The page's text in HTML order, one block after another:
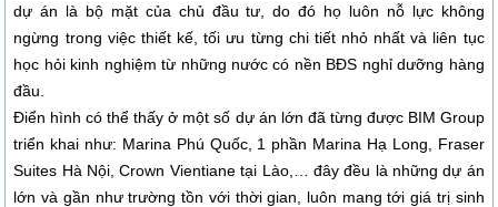
dự án là bộ mặt của chủ đầu tư, do đó họ luôn nỗ lực không
ngừng trong việc thiết kế, tối ưu từng chi tiết nhỏ nhất và liên tục
học hỏi kinh nghiệm từ những nước có nền BĐS nghỉ dưỡng hàng
đầu.
Điển hình có thể thấy ở một số dự án lớn đã từng được BIM Group
triển khai như: Marina Phú Quốc, 1 phần Marina Hạ Long, Fraser
Suites Hà Nội, Crown Vientiane tại Lào,… đây đều là những dự án
lớn và gần như trường tồn với thời gian, luôn mang tới giá trị sinh